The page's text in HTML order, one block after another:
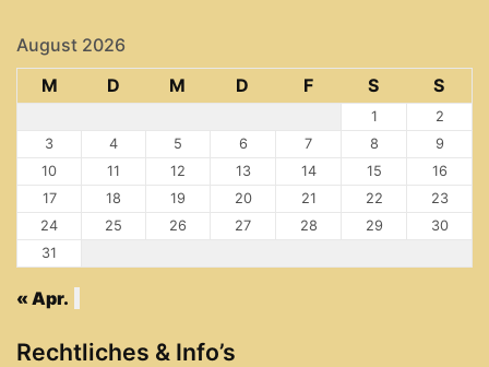
August 2026
M
D M D F S S
1
2
3
4 5 6 7 8
9
10
11 12 13 14 15
16
17
18 19 20 21 22
23
24
25 26 27 28 29
30
31
« Apr.
Rechtliches & Info’s